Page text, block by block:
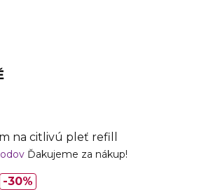
na citlivú pleť refill
Ďakujeme za nákup!
30%